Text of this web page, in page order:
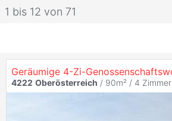
1 bis 12 von 71
4222 Oberösterreich / 90m² / 4 Zimmer